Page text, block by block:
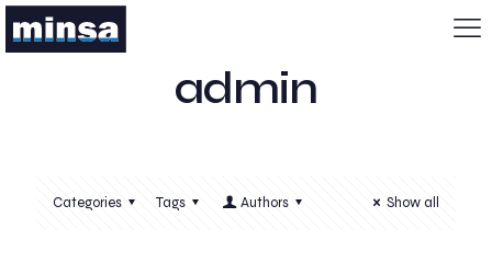
admin
Categories Tags Authors Show all